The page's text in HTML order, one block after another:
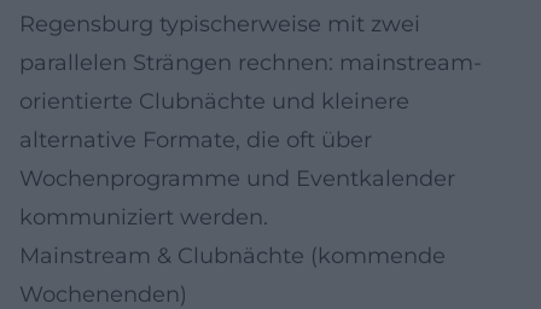
Regensburg typischerweise mit zwei
parallelen Strängen rechnen: mainstream-
orientierte Clubnächte und kleinere
alternative Formate, die oft über
Wochenprogramme und Eventkalender
kommuniziert werden.
Mainstream & Clubnächte (kommende
Wochenenden)